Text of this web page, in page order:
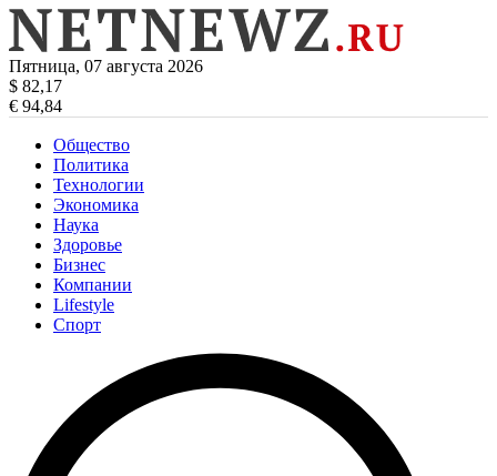
Пятница, 07 августа 2026
$ 82,17
€ 94,84
Общество
Политика
Технологии
Экономика
Наука
Здоровье
Бизнес
Компании
Lifestyle
Спорт